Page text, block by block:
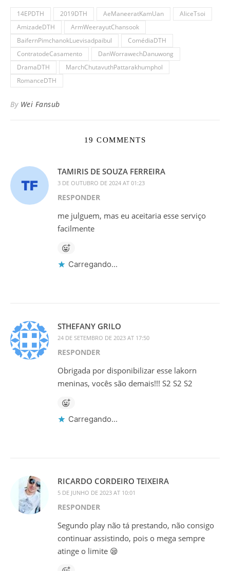
14EPDTH 2019DTH AeManeeratKamUan
AliceTsoi
AmizadeDTH
ArmWeerayutChansook
BaifernPimchanokLuevisadpaibul
ComédiaDTH
ContratodeCasamento
DanWorrawechDanuwong
DramaDTH
MarchChutavuthPattarakhumphol
RomanceDTH
By Wei Fansub
19 COMMENTS
TAMIRIS DE SOUZA FERREIRA
3 DE OUTUBRO DE 2024 AT 01:23
RESPONDER
me julguem, mas eu aceitaria esse serviço
facilmente
Carregando...
STHEFANY GRILO
24 DE SETEMBRO DE 2023 AT 17:50
RESPONDER
Obrigada por disponibilizar esse lakorn
meninas, vocês são demais!!! S2 S2 S2
Carregando...
RICARDO CORDEIRO TEIXEIRA
5 DE JUNHO DE 2023 AT 10:01
RESPONDER
Segundo play não tá prestando, não consigo
continuar assistindo, pois o mega sempre
atinge o limite 😪